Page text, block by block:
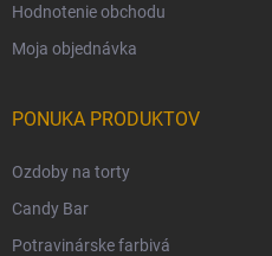
Hodnotenie obchodu
Moja objednávka
PONUKA PRODUKTOV
Ozdoby na torty
Candy Bar
Potravinárske farbivá